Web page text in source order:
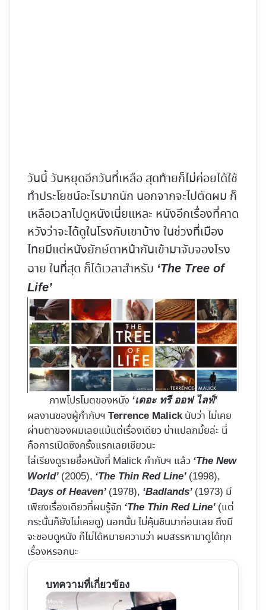
วันนี้ วันหยุดอีกวันที่เหลือ สุดท้ายก็ไม่ค่อยได้ใช้
ทำประโยชน์อะไรมากนัก นอกจากจะไปตัดผม ก็
เหลือเวลาไปดูหนังเนี่ยแหละ หนังอีกเรื่องที่คาด
หวังว่าจะได้ดูในโรงกับเขาบ้าง ในช่วงที่เมือง
ไทยมีแต่หนังยักษ์ดาหน้ากันเข้ามาจับจองโรง
ฉาย ในที่สุด ก็ได้เวลาสำหรับ ‘The Tree of
Life’
ภาพโปรโมตของหนัง ‘เดอะ ทรี ออฟ ไลฟ์’
ผลงานของผู้กำกับฯ Terrence Malickนับว่า ไม่เคย
ผ่านตาของผมเลยแม้แต่เรื่องเดียว น่าแปลกมั้ยล่ะ นี่
คือการเปิดซิงครั้งแรกเลยเชียวนะ
ไล่เรียงดูรายชื่อหนังที่ Malick กำกับฯ แล้ว ‘The New
World’ (2005), ‘The Thin Red Line’ (1998),
‘Days of Heaven’ (1978), ‘Badlands’ (1973) มี
เพียงเรื่องเดียวที่ผมรู้จัก ‘The Thin Red Line’ (แต่
กระนั้นก็ยังไม่เคยดู) นอกนั้น ไม่คุ้นชินมาก่อนเลย ถึงมี
จะชอบดูหนัง ก็ไม่ได้หมายความว่า ผมสรรหามาดูได้ทุก
เรื่องหรอกนะ
บทความที่เกี่ยวข้อง